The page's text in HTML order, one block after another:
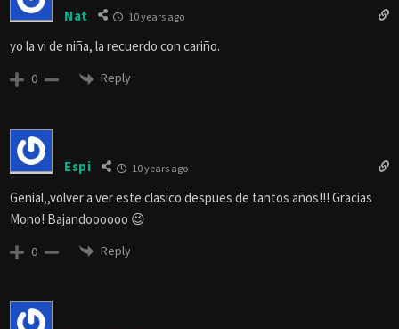
Nat 10 years ago
yo la vi de niña, la recuerdo con cariño.
0 Reply
Espi 10 years ago
Genial,,volver a ver este clasico despues de tantos años!!! Gracias
Mono! Bajandoooooo 😉
0 Reply